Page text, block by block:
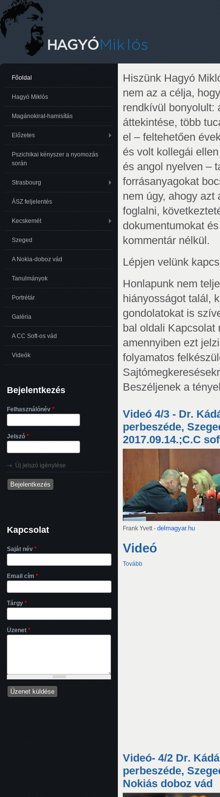
Hiszünk Hagyó
nem az a célja,
rendkívül bonyolult:
áttekintése, több
el – feltehetően
és volt kollegái
és angol nyelven –
forrásanyagokat
nem úgy, ahogy azt
foglalni,
dokumentumokat
kommentár nélkül.
Lépjen velünk
Honlapunk nem
hiányosságot talál,
gondolatokat is
bal oldali
amennyiben ezt
folyamatos
Beszéljenek a
Videó 4/3 - Dr.
perbeszéde,
2017.09.14.;C.C
Frank Yvett - delmagyar.hu
Videó
Tovább
Videó- 4/2 Dr.
perbeszéde,
Nokiás doboz vád
Oldalak
Főoldal
Hagyó Miklós
Magánokirat-hamisítás
Előzetes
Pszichikai kényszer a nyomozás
során
Strasbourg
ÁSZ feljelentés
Kecskemét
Szeged
A Nokia-doboz vád
Tanulmányok
Portrétár
Galéria
A CC Soft-os vád
Videók
Bejelentkezés
Felhasználónév *
Jelszó *
Új jelszó igénylése
Kapcsolat
Saját név *
Email cím *
Tárgy *
Üzenet *